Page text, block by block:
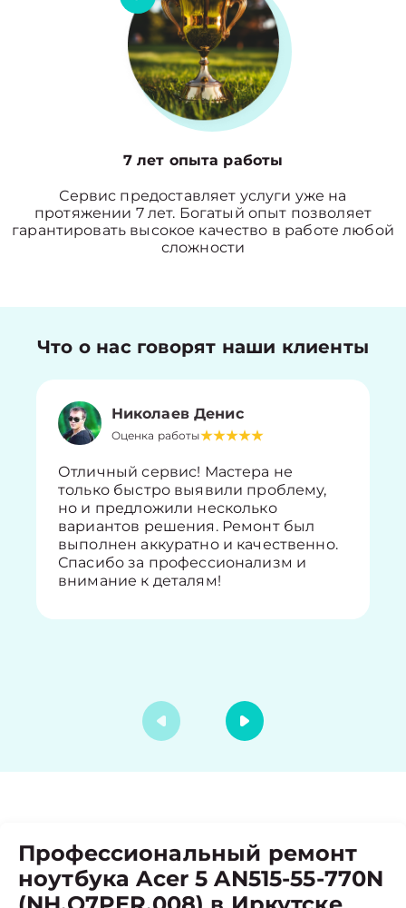
7 лет опыта работы
Сервис предоставляет услуги уже на
протяжении 7 лет. Богатый опыт позволяет
гарантировать высокое качество в работе любой
сложности
Что о нас говорят наши клиенты
Николаев Денис
Оценка работы
Отличный сервис! Мастера не
только быстро выявили проблему,
но и предложили несколько
вариантов решения. Ремонт был
выполнен аккуратно и качественно.
Спасибо за профессионализм и
внимание к деталям!
Профессиональный ремонт
ноутбука Acer 5 AN515-55-770N